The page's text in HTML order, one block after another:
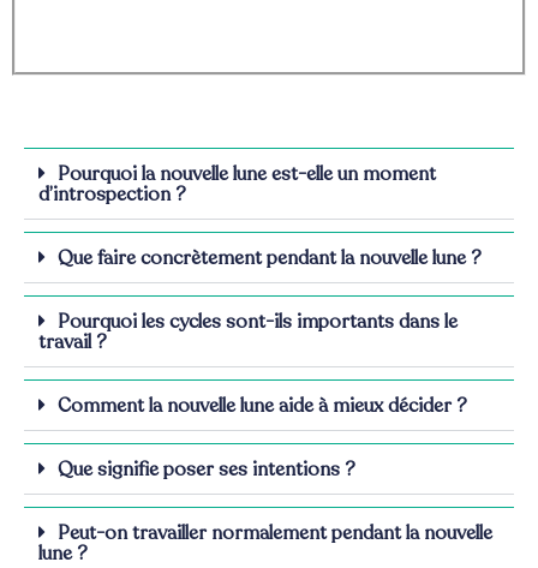
Pourquoi la nouvelle lune est-elle un moment
d’introspection ?
Que faire concrètement pendant la nouvelle lune ?
Pourquoi les cycles sont-ils importants dans le
travail ?
Comment la nouvelle lune aide à mieux décider ?
Que signifie poser ses intentions ?
Peut-on travailler normalement pendant la nouvelle
lune ?